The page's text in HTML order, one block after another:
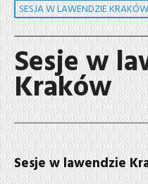
SESJA W LAWENDZIE KRAKÓW
Sesje w
Kraków
Sesje w lawendzie